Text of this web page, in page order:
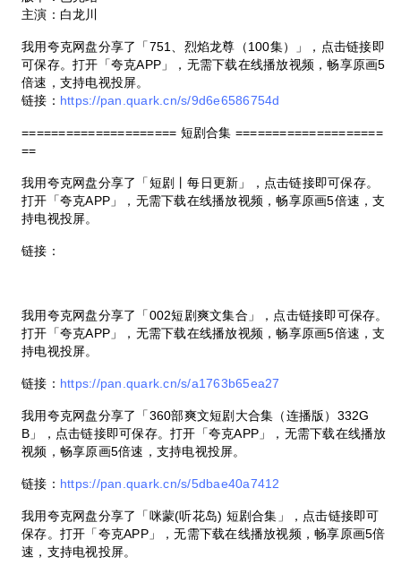
主演：白龙川
我用夸克网盘分享了「751、烈焰龙尊（100集）」，点击链接即
可保存。打开「夸克APP」，无需下载在线播放视频，畅享原画5
倍速，支持电视投屏。
链接： https://pan.quark.cn/s/9d6e6586754d
===================== 短剧合集 ====================
==
我用夸克网盘分享了「短剧丨每日更新」，点击链接即可保存。
打开「夸克APP」，无需下载在线播放视频，畅享原画5倍速，支
持电视投屏。
链接：
我用夸克网盘分享了「002短剧爽文集合」，点击链接即可保存。
打开「夸克APP」，无需下载在线播放视频，畅享原画5倍速，支
持电视投屏。
链接： https://pan.quark.cn/s/a1763b65ea27
我用夸克网盘分享了「360部爽文短剧大合集（连播版）332G
B」，点击链接即可保存。打开「夸克APP」，无需下载在线播放
视频，畅享原画5倍速，支持电视投屏。
链接： https://pan.quark.cn/s/5dbae40a7412
我用夸克网盘分享了「咪蒙(听花岛) 短剧合集」，点击链接即可
保存。打开「夸克APP」，无需下载在线播放视频，畅享原画5倍
速，支持电视投屏。